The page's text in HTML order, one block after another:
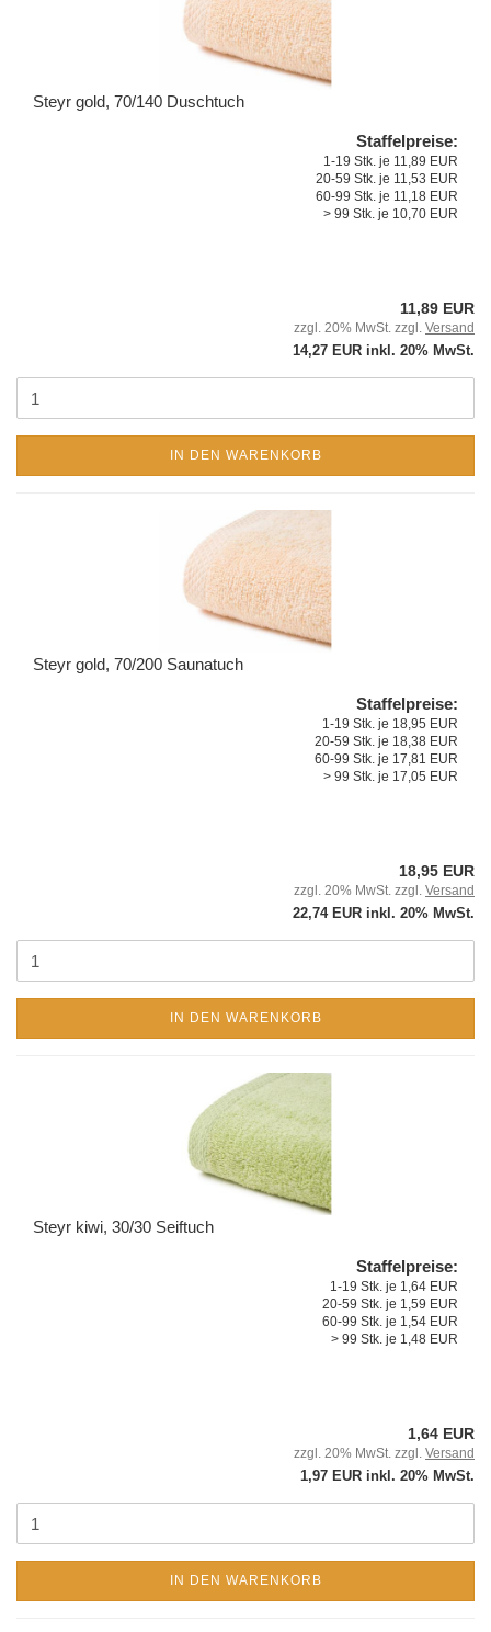
Steyr gold, 70/140 Duschtuch
Staffelpreise:
1-19 Stk. je 11,89 EUR
20-59 Stk. je 11,53 EUR
60-99 Stk. je 11,18 EUR
> 99 Stk. je 10,70 EUR
11,89 EUR
zzgl. 20% MwSt. zzgl. Versand
14,27 EUR inkl. 20% MwSt.
IN DEN WARENKORB
Steyr gold, 70/200 Saunatuch
Staffelpreise:
1-19 Stk. je 18,95 EUR
20-59 Stk. je 18,38 EUR
60-99 Stk. je 17,81 EUR
> 99 Stk. je 17,05 EUR
18,95 EUR
zzgl. 20% MwSt. zzgl. Versand
22,74 EUR inkl. 20% MwSt.
IN DEN WARENKORB
Steyr kiwi, 30/30 Seiftuch
Staffelpreise:
1-19 Stk. je 1,64 EUR
20-59 Stk. je 1,59 EUR
60-99 Stk. je 1,54 EUR
> 99 Stk. je 1,48 EUR
1,64 EUR
zzgl. 20% MwSt. zzgl. Versand
1,97 EUR inkl. 20% MwSt.
IN DEN WARENKORB